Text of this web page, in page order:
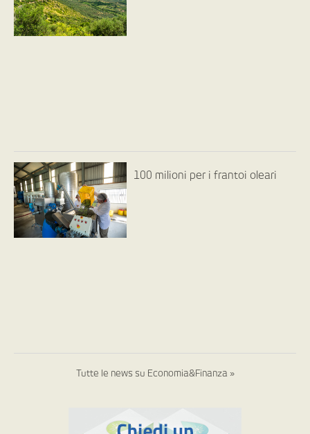
100 milioni per i frantoi oleari
Tutte le news su Economia&Finanza »